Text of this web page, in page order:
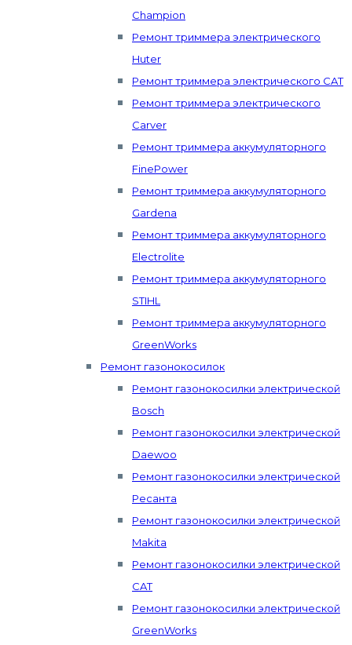
Champion
Ремонт триммера электрического
Huter
Ремонт триммера электрического CAT
Ремонт триммера электрического
Carver
Ремонт триммера аккумуляторного
FinePower
Ремонт триммера аккумуляторного
Gardena
Ремонт триммера аккумуляторного
Electrolite
Ремонт триммера аккумуляторного
STIHL
Ремонт триммера аккумуляторного
GreenWorks
Ремонт газонокосилок
Ремонт газонокосилки электрической
Bosch
Ремонт газонокосилки электрической
Daewoo
Ремонт газонокосилки электрической
Ресанта
Ремонт газонокосилки электрической
Makita
Ремонт газонокосилки электрической
CAT
Ремонт газонокосилки электрической
GreenWorks